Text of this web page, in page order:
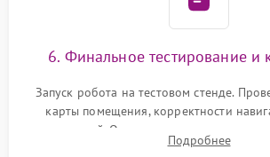
6. Финальное тестирование и
Запуск робота на тестовом стенде.
карты помещения, корректности
препятствий. Оценка силы всасывания и
Тестирование автоматического возврата
Подробнее